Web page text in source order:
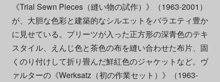
《Trial Sewn Pieces（縫い物の試作）》（1963-2001）
が、大胆な色彩と建築的なシルエットをバラエティ豊か
に見せている。プリーツが入った正方形の深青色のテキ
スタイル、えんじ色と茶色の布を縫い合わせた布片、固
くのり付けして折り畳んだ鮮紅色のジャケットなど。ヴ
ァルターの《Werksatz（初の作業セット）》（1963-